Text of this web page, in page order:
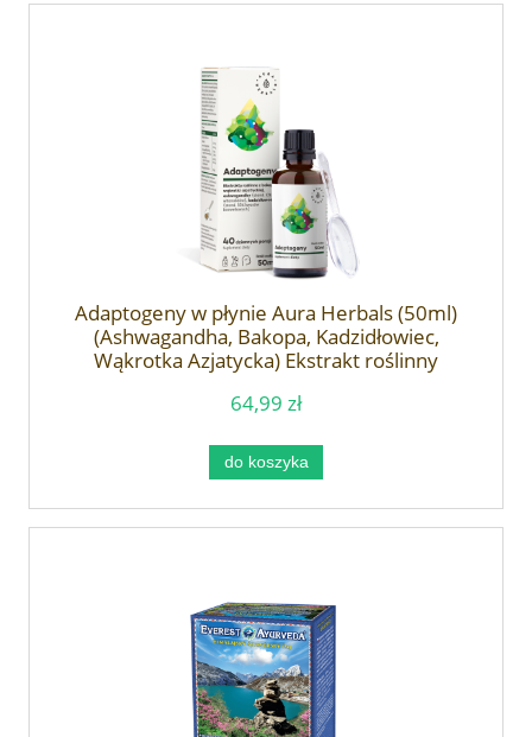
Adaptogeny w płynie Aura Herbals (50ml)
(Ashwagandha, Bakopa, Kadzidłowiec,
Wąkrotka Azjatycka) Ekstrakt roślinny
64,99 zł
do koszyka